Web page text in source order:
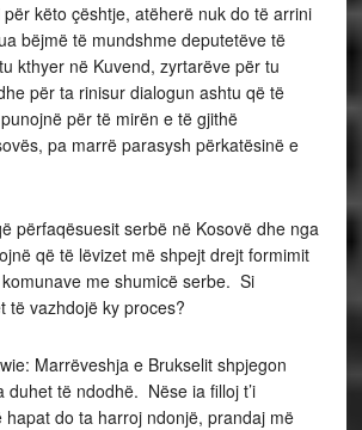
këto çështje, atëherë nuk do të arrini
bëjmë të mundshme deputetëve të
kthyer në Kuvend, zyrtarëve për tu
për ta rinisur dialogun ashtu që të
për të mirën e të gjithë
pa marrë parasysh përkatësinë e
përfaqësuesit serbë në Kosovë dhe nga
që të lëvizet më shpejt drejt formimit
me shumicë serbe. Si
të vazhdojë ky proces?
Marrëveshja e Brukselit shpjegon
duhet të ndodhë. Nëse ia filloj t’i
hapat do ta harroj ndonjë, prandaj më